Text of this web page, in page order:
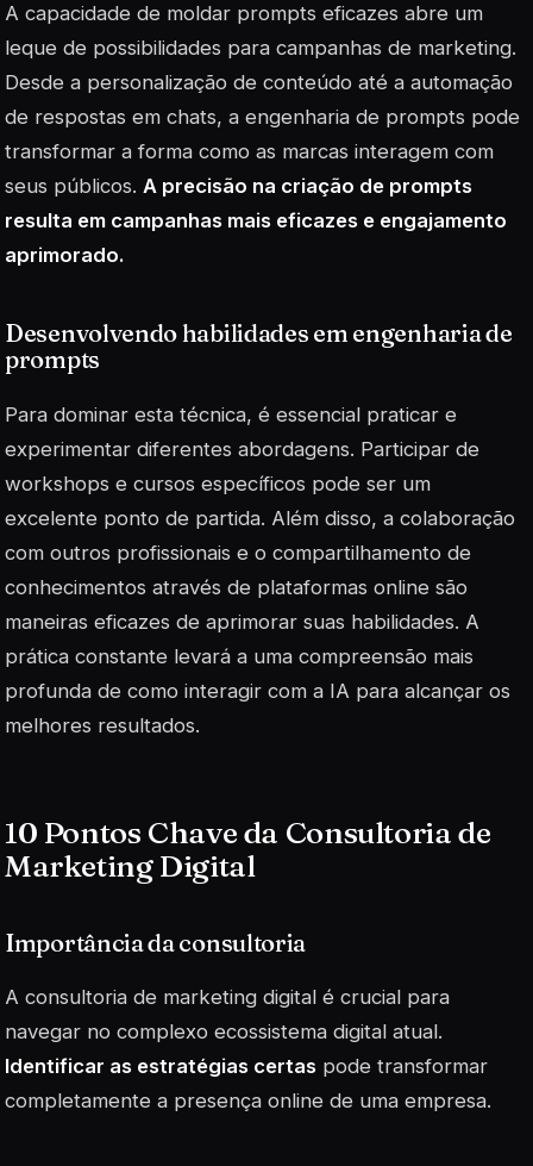
A capacidade de moldar prompts eficazes abre um
leque de possibilidades para campanhas de marketing.
Desde a personalização de conteúdo até a automação
de respostas em chats, a engenharia de prompts pode
transformar a forma como as marcas interagem com
seus públicos. A precisão na criação de prompts
resulta em campanhas mais eficazes e engajamento
aprimorado.
Desenvolvendo habilidades em engenharia de
prompts
Para dominar esta técnica, é essencial praticar e
experimentar diferentes abordagens. Participar de
workshops e cursos específicos pode ser um
excelente ponto de partida. Além disso, a colaboração
com outros profissionais e o compartilhamento de
conhecimentos através de plataformas online são
maneiras eficazes de aprimorar suas habilidades. A
prática constante levará a uma compreensão mais
profunda de como interagir com a IA para alcançar os
melhores resultados.
10 Pontos Chave da Consultoria de
Marketing Digital
Importância da consultoria
A consultoria de marketing digital é crucial para
navegar no complexo ecossistema digital atual.
Identificar as estratégias certas pode transformar
completamente a presença online de uma empresa.